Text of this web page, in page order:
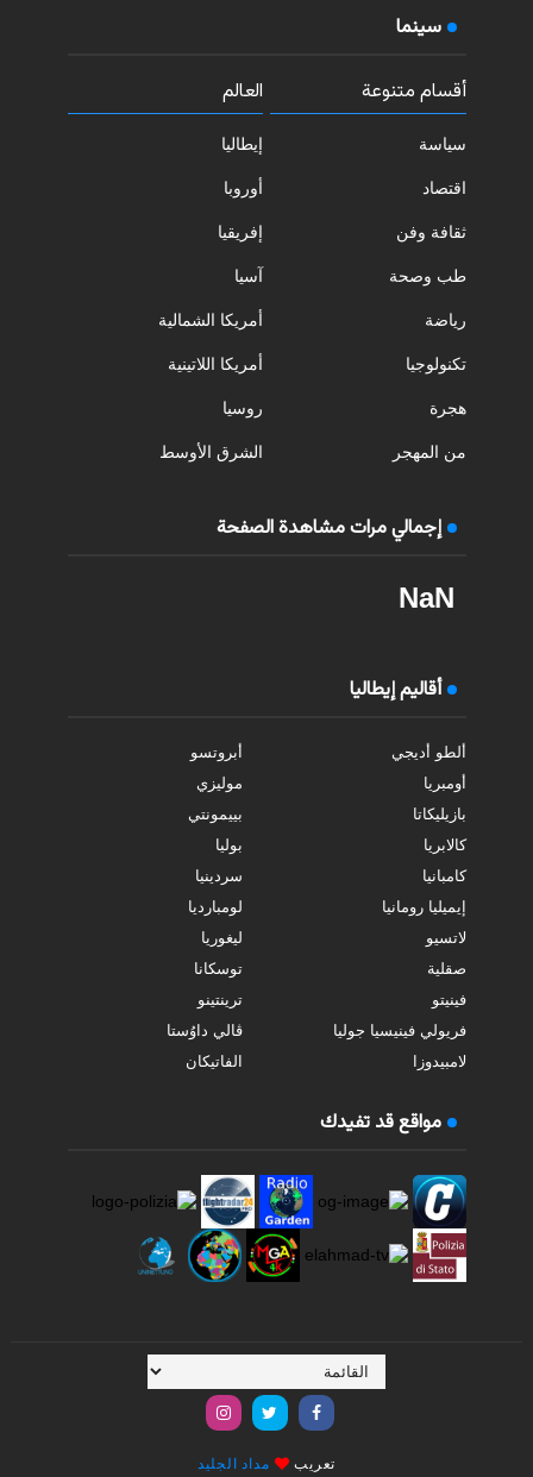
سينما
أقسام متنوعة
سياسة
اقتصاد
ثقافة وفن
طب وصحة
رياضة
تكنولوجيا
هجرة
من المهجر
العالم
إيطاليا
أوروبا
إفريقيا
آسيا
أمريكا الشمالية
أمريكا اللاتينية
روسيا
الشرق الأوسط
إجمالي مرات مشاهدة الصفحة
NaN
أقاليم إيطاليا
ألطو أديجي
أبروتسو
أومبريا
موليزي
بازيليكاتا
بييمونتي
كالابريا
بوليا
كامبانيا
سردينيا
إيميليا رومانيا
لومبارديا
لاتسيو
ليغوريا
صقلية
توسكانا
فينيتو
ترينتينو
فريولي فينيسيا جوليا
ڤالي داوُستا
لامبيدوزا
الفاتيكان
مواقع قد تفيدك
تعريب مداد الجليد